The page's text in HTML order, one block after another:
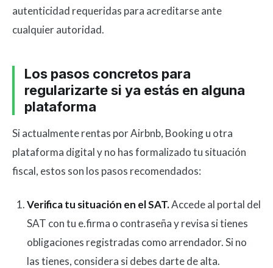
autenticidad requeridas para acreditarse ante
cualquier autoridad.
Los pasos concretos para
regularizarte si ya estás en alguna
plataforma
Si actualmente rentas por Airbnb, Booking u otra
plataforma digital y no has formalizado tu situación
fiscal, estos son los pasos recomendados:
Verifica tu situación en el SAT.Accede al portal del
SAT con tu e.firma o contraseña y revisa si tienes
obligaciones registradas como arrendador. Si no
las tienes, considera si debes darte de alta.